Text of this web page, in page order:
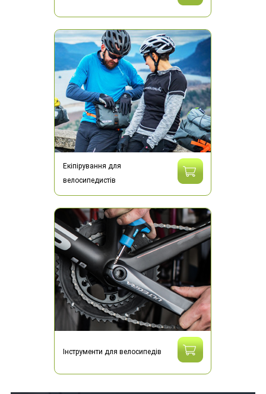
Екіпірування для
велосипедистів
Інструменти для велосипедів